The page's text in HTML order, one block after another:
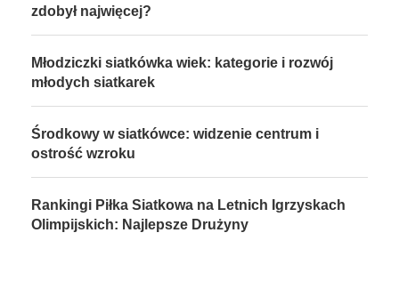
zdobył najwięcej?
Młodziczki siatkówka wiek: kategorie i rozwój
młodych siatkarek
Środkowy w siatkówce: widzenie centrum i
ostrość wzroku
Rankingi Piłka Siatkowa na Letnich Igrzyskach
Olimpijskich: Najlepsze Drużyny